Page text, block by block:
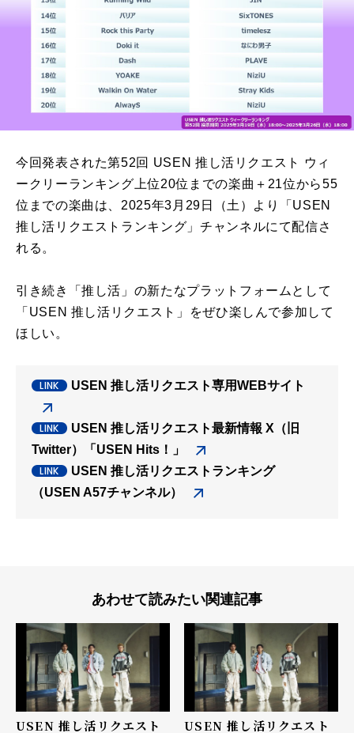
今回発表された第52回 USEN 推し活リクエスト ウィ
ークリーランキング上位20位までの楽曲＋21位から55
位までの楽曲は、2025年3月29日（土）より「USEN
推し活リクエストランキング」チャンネルにて配信さ
れる。
引き続き「推し活」の新たなプラットフォームとして
「USEN 推し活リクエスト」をぜひ楽しんで参加して
ほしい。
USEN 推し活リクエスト専用WEBサイト
USEN 推し活リクエスト最新情報 X（旧
Twitter）「USEN Hits！」
USEN 推し活リクエストランキング
（USEN A57チャンネル）
あわせて読みたい関連記事
USEN 推し活リクエスト USEN 推し活リクエスト